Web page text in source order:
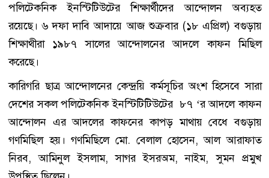
পলিটেকনিক ইনস্টিটিউটের শিক্ষার্থীদের আন্দোলন অব্যহত
রয়েছে। ৬ দফা দাবি আদায়ে আজ শুক্রবার (১৮ এপ্রিল) বগুড়ায়
শিক্ষাথীরা ১৯৮৭ সালের আন্দোলনের আদলে কাফন মিছিল
করেছে।
কারিগরি ছাত্র আন্দোলনের কেন্দ্রয়ি কর্মসূচির অংশ হিসেবে সারা
দেশের সকল পলিটেকনিক ইনস্টিটিটিউটের ৮৭ ‘র আদলে কাফন
আন্দোলন এর আদলের কাফনের কাপড় মাথায় বেধে বগুড়ায়
গণমিছিল হয়। গণমিছিলে মো. বেলাল হোসেন, আল আরাফাত
নিরব, আমিনুল ইসলাম, সাগর ইসরঅম, নাইম, সুমন প্রমুখ